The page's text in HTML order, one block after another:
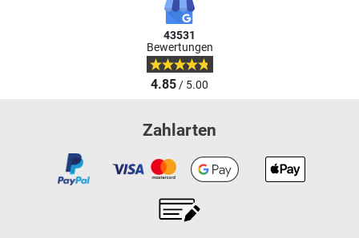
43531
Bewertungen
4.85/ 5.00
Zahlarten